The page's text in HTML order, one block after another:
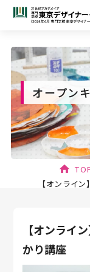
オープン
【オンライ
【オンライ
かり講座